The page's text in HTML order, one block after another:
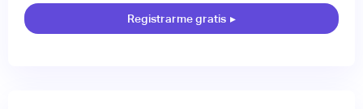
Registrarme gratis ▸